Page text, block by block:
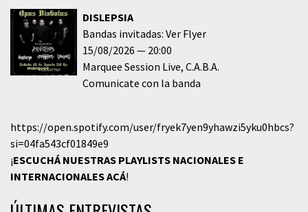
DISLEPSIA
Bandas invitadas: Ver Flyer
15/08/2026
20:00
Marquee Session Live C.A.B.A.
Comunicate con la banda
https://open.spotify.com/user/fryek7yen9yhawzi5yku0hbcs?
si=04fa543cf01849e9
¡ESCUCHÁ NUESTRAS PLAYLISTS NACIONALES E
INTERNACIONALESACÁ!